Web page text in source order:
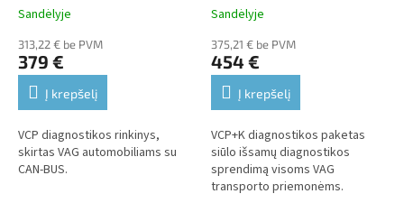
Sandėlyje
313,22 € be PVM
379 €
Į krepšelį
VCP diagnostikos rinkinys,
skirtas VAG automobiliams su
CAN-BUS.
Sandėlyje
375,21 € be PVM
454 €
Į krepšelį
VCP+K diagnostikos paketas
siūlo išsamų diagnostikos
sprendimą visoms VAG
transporto priemonėms.